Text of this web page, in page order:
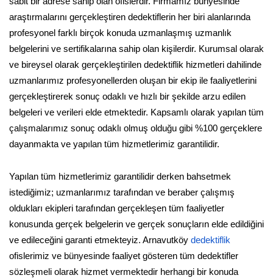
araştırmalarını gerçekleştiren dedektiflerin her biri alanlarında
profesyonel farklı birçok konuda uzmanlaşmış uzmanlık
belgelerini ve sertifikalarına sahip olan kişilerdir. Kurumsal olarak
ve bireysel olarak gerçekleştirilen dedektiflik hizmetleri dahilinde
uzmanlarımız profesyonellerden oluşan bir ekip ile faaliyetlerini
gerçekleştirerek sonuç odaklı ve hızlı bir şekilde arzu edilen
belgeleri ve verileri elde etmektedir. Kapsamlı olarak yapılan tüm
çalışmalarımız sonuç odaklı olmuş olduğu gibi %100 gerçeklere
dayanmakta ve yapılan tüm hizmetlerimiz garantilidir.
Yapılan tüm hizmetlerimiz garantilidir derken bahsetmek
istediğimiz; uzmanlarımız tarafından ve beraber çalışmış
oldukları ekipleri tarafından gerçekleşen tüm faaliyetler
konusunda gerçek belgelerin ve gerçek sonuçların elde edildiğini
ve edileceğini garanti etmekteyiz. Arnavutköy dedektiflik
ofislerimiz ve bünyesinde faaliyet gösteren tüm dedektifler
sözleşmeli olarak hizmet vermektedir herhangi bir konuda